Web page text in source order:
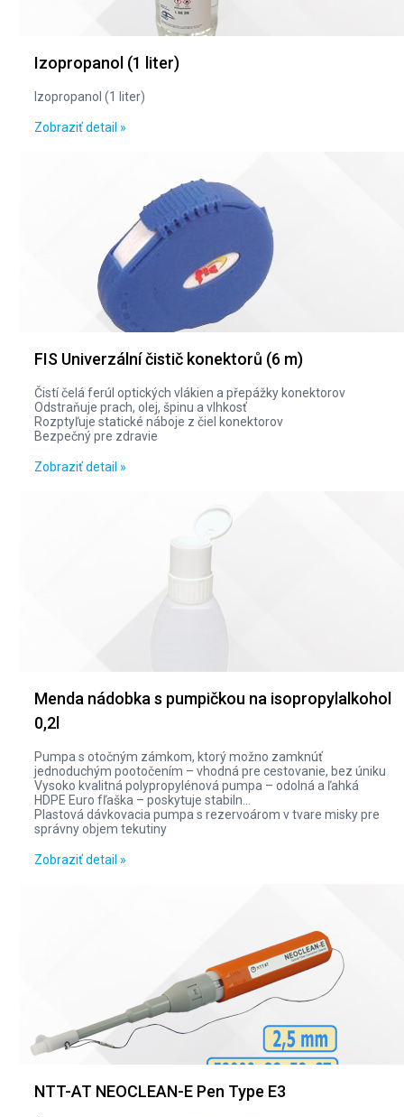
Izopropanol (1 liter)
Izopropanol (1 liter)
Zobraziť detail »
FIS Univerzální čistič konektorů (6 m)
Čistí čelá ferúl optických vlákien a přepážky konektorov
Odstraňuje prach, olej, špinu a vlhkosť
Rozptyľuje statické náboje z čiel konektorov
Bezpečný pre zdravie
Zobraziť detail »
Menda nádobka s pumpičkou na isopropylalkohol
0,2l
Pumpa s otočným zámkom, ktorý možno zamknúť
jednoduchým pootočením – vhodná pre cestovanie, bez úniku
Vysoko kvalitná polypropylénová pumpa – odolná a ľahká
HDPE Euro fľaška – poskytuje stabiln...
Plastová dávkovacia pumpa s rezervoárom v tvare misky pre
správny objem tekutiny
Zobraziť detail »
NTT-AT NEOCLEAN-E Pen Type E3